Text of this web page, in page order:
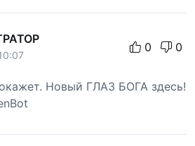
0 0
Новый ГЛАЗ БОГА здесь!